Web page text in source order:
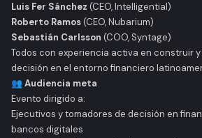
Luis Fer Sánchez (CEO, Intelligential)
Roberto Ramos(CEO, Nubarium)
Sebastián Carlsson (COO, Syntage)
Todos con experiencia activa en construir
decisión en el entorno financiero
👥 Audiencia meta
Evento dirigido a:
Ejecutivos y tomadores de decisión en
bancos digitales